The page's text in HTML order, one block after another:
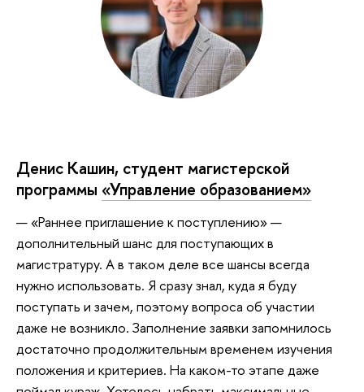
Денис Кашин, студент магистерской
программы «Управление образованием»
— «Раннее приглашение к поступлению» —
дополнительный шанс для поступающих в
магистратуру. А в таком деле все шансы всегда
нужно использовать. Я сразу знал, куда я буду
поступать и зачем, поэтому вопроса об участии
даже не возникло. Заполнение заявки запомнилось
достаточно продолжительным временем изучения
положения и критериев. На каком-то этапе даже